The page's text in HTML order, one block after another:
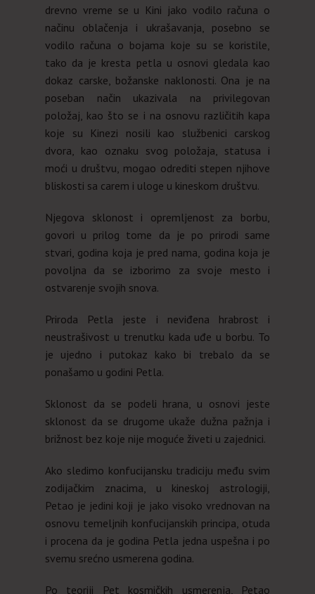
drevno vreme se u Kini jako vodilo računa o
načinu oblačenja i ukrašavanja, posebno se
vodilo računa o bojama koje su se koristile,
tako da je kresta petla u osnovi gledala kao
dokaz carske, božanske naklonosti. Ona je na
poseban način ukazivala na privilegovan
položaj, kao što se i na osnovu različitih kapa
koje su Kinezi nosili kao službenici carskog
dvora, kao oznaku svog položaja, statusa i
moći u društvu, mogao odrediti stepen njihove
bliskosti sa carem i uloge u kineskom društvu.
Njegova sklonost i opremljenost za borbu,
govori u prilog tome da je po prirodi same
stvari, godina koja je pred nama, godina koja je
povoljna da se izborimo za svoje mesto i
ostvarenje svojih snova.
Priroda Petla jeste i neviđena hrabrost i
neustrašivost u trenutku kada uđe u borbu. To
je ujedno i putokaz kako bi trebalo da se
ponašamo u godini Petla.
Sklonost da se podeli hrana, u osnovi jeste
sklonost da se drugome ukaže dužna pažnja i
brižnost bez koje nije moguće živeti u zajednici.
Ako sledimo konfucijansku tradiciju među svim
zodijačkim znacima, u kineskoj astrologiji,
Petao je jedini koji je jako visoko vrednovan na
osnovu temeljnih konfucijanskih principa, otuda
i procena da je godina Petla jedna uspešna i po
svemu srećno usmerena godina.
Po teoriji Pet kosmičkih usmerenja, Petao